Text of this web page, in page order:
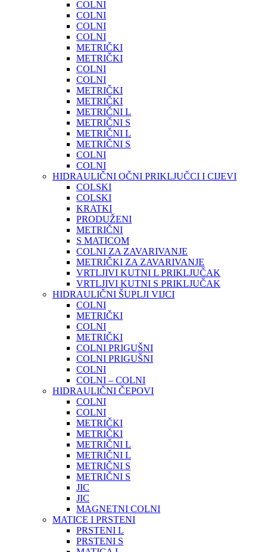
COLNI
COLNI
COLNI
COLNI
METRIČKI
METRIČKI
COLNI
COLNI
METRIČKI
METRIČKI
METRIČNI L
METRIČNI S
METRIČNI L
METRIČNI S
COLNI
COLNI
HIDRAULIČNI OČNI PRIKLJUČCI I CIJEVI
COLSKI
COLSKI
KRATKI
PRODUŽENI
METRIČNI
S MATICOM
COLNI ZA ZAVARIVANJE
METRIČKI ZA ZAVARIVANJE
VRTLJIVI KUTNI L PRIKLJUČAK
VRTLJIVI KUTNI S PRIKLJUČAK
HIDRAULIČNI ŠUPLJI VIJCI
COLNI
METRIČKI
COLNI
METRIČKI
COLNI PRIGUŠNI
COLNI PRIGUŠNI
COLNI
COLNI – COLNI
HIDRAULIČNI ČEPOVI
COLNI
COLNI
METRIČKI
METRIČKI
METRIČNI L
METRIČNI L
METRIČNI S
METRIČNI S
JIC
JIC
MAGNETNI COLNI
MATICE I PRSTENI
PRSTENI L
PRSTENI S